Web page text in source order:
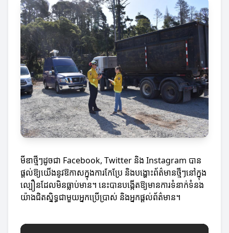
មីឌាថ្មីៗដូចជា Facebook, Twitter និង Instagram បាន
ផ្តល់ឱ្យយើងនូវឱកាសក្នុងការកែប្រែ និងបង្ហោះព័ត៌មានថ្មីៗនៅក្នុង
ល្បឿនដែលមិនធ្លាប់មាន។ នេះបានបង្កើតឱ្យមានការទំនាក់ទំនង
យ៉ាងជិតស្និទ្ធជាមួយអ្នកប្រើប្រាស់ និងអ្នកផ្តល់ព័ត៌មាន។